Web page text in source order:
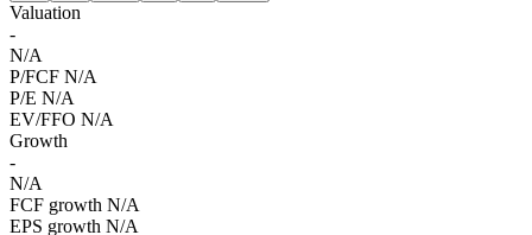
Valuation
-
N/A
P/FCF N/A
P/E N/A
EV/FFO N/A
Growth
-
N/A
FCF growth N/A
EPS growth N/A